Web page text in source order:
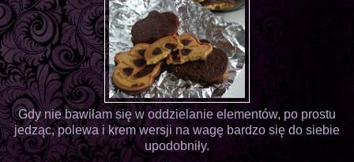
Gdy nie bawiłam się w oddzielanie elementów, po prostu
jedząc, polewa i krem wersji na wagę bardzo się do siebie
upodobniły.